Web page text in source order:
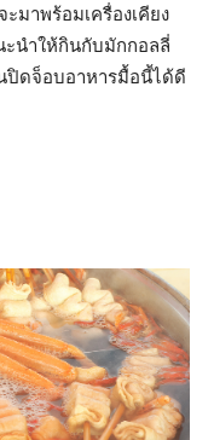
มาพร้อมเครื่องเคียง
นำให้กินกับมักกอลลี่
ปิดจ็อบอาหารมื้อนี้ได้ดี